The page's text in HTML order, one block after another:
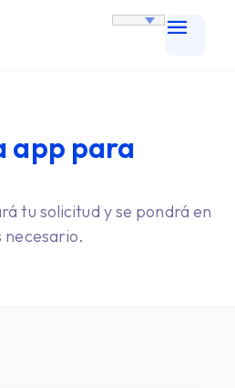
app para
tu solicitud y se pondrá en
necesario.